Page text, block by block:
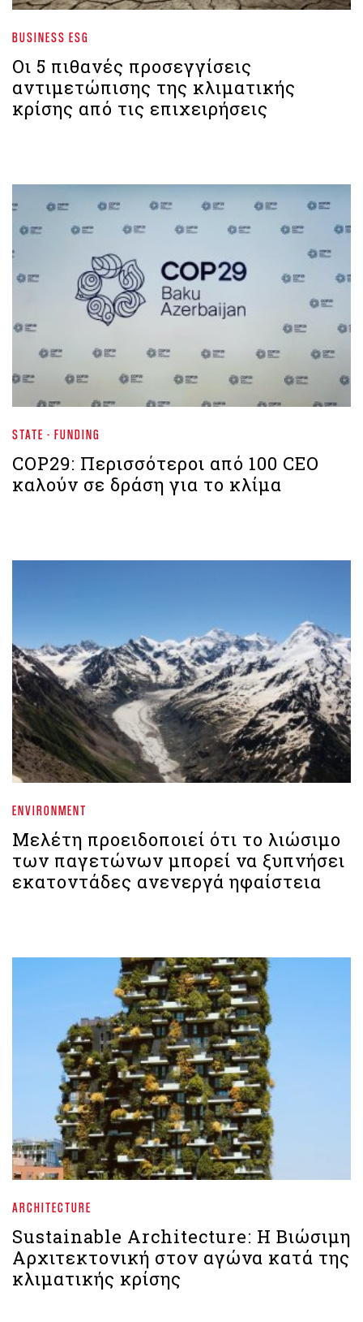
BUSINESS ESG
Οι 5 πιθανές προσεγγίσεις
αντιμετώπισης της κλιματικής
κρίσης από τις επιχειρήσεις
STATE - FUNDING
COP29: Περισσότεροι από 100 CEO
καλούν σε δράση για το κλίμα
ENVIRONMENT
Μελέτη προειδοποιεί ότι το λιώσιμο
των παγετώνων μπορεί να ξυπνήσει
εκατοντάδες ανενεργά ηφαίστεια
ARCHITECTURE
Sustainable Architecture: Η Βιώσιμη
Αρχιτεκτονική στον αγώνα κατά της
κλιματικής κρίσης